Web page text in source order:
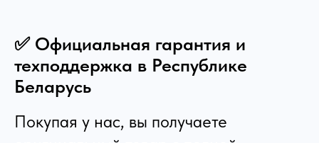
✅ Официальная гарантия и
техподдержка в Республике
Беларусь
Покупая у нас, вы получаете